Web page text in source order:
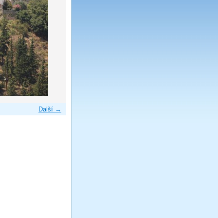
Další →